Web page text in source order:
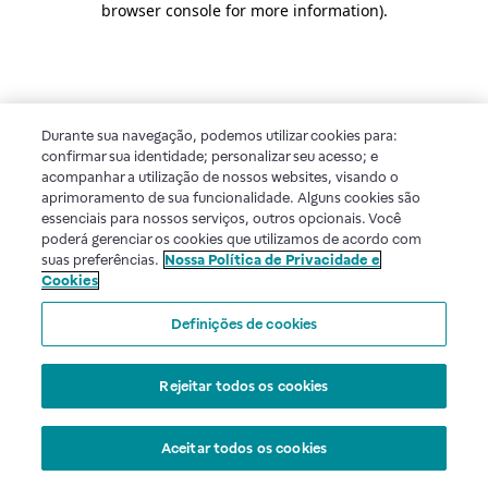
browser console for more information).
Durante sua navegação, podemos utilizar cookies para:
confirmar sua identidade; personalizar seu acesso; e
acompanhar a utilização de nossos websites, visando o
aprimoramento de sua funcionalidade. Alguns cookies são
essenciais para nossos serviços, outros opcionais. Você
poderá gerenciar os cookies que utilizamos de acordo com
suas preferências. Nossa Política de Privacidade e
Cookies
Definições de cookies
Rejeitar todos os cookies
Aceitar todos os cookies